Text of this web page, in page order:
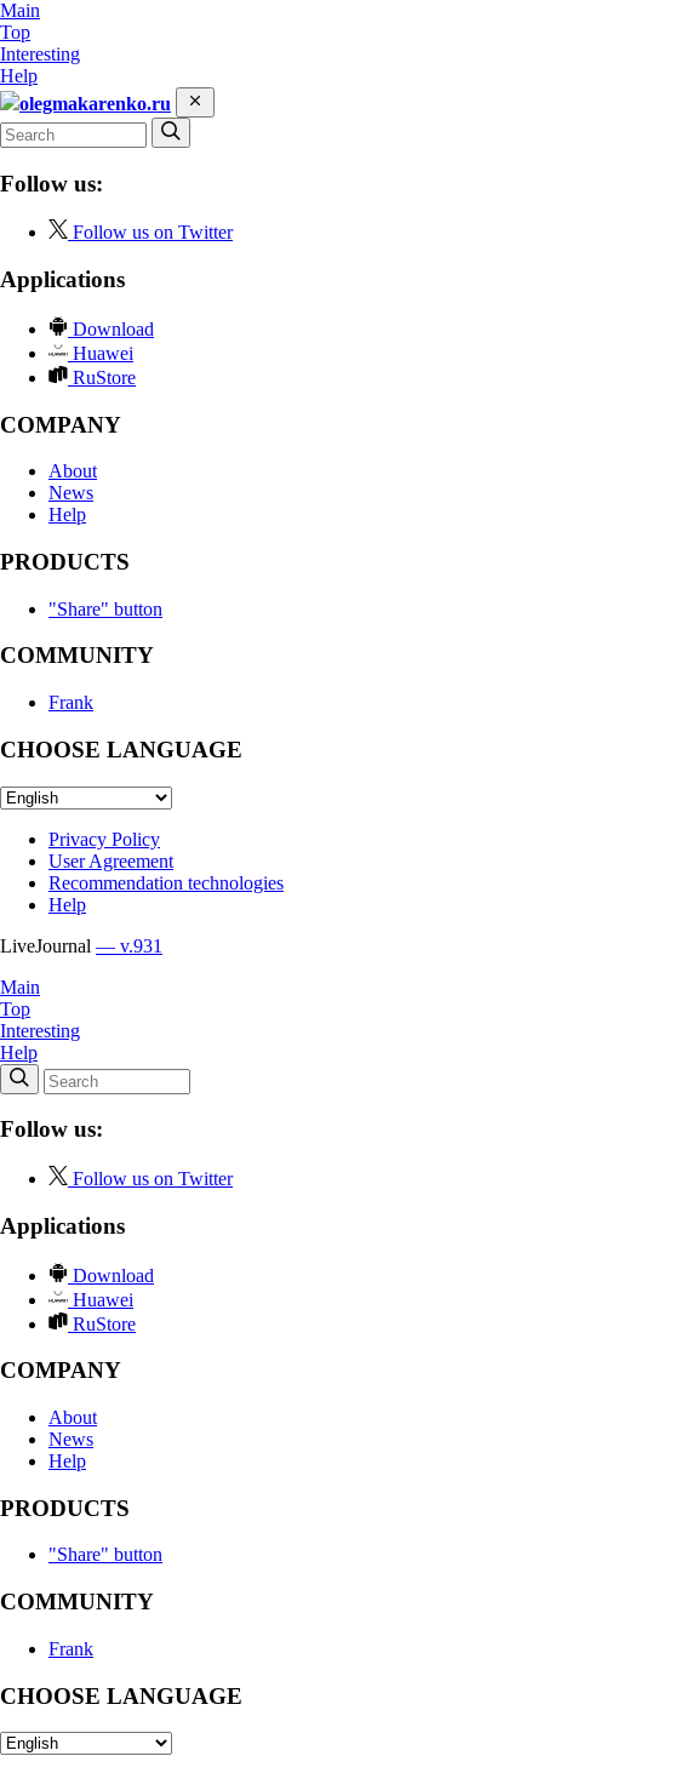
Main
Top
Interesting
Help
olegmakarenko.ru
Follow us:
Follow us on Twitter
Applications
Download
Huawei
RuStore
COMPANY
About
News
Help
PRODUCTS
"Share" button
COMMUNITY
Frank
CHOOSE LANGUAGE
Privacy Policy
User Agreement
Recommendation technologies
Help
LiveJournal — v.931
Main
Top
Interesting
Help
Follow us:
Follow us on Twitter
Applications
Download
Huawei
RuStore
COMPANY
About
News
Help
PRODUCTS
"Share" button
COMMUNITY
Frank
CHOOSE LANGUAGE